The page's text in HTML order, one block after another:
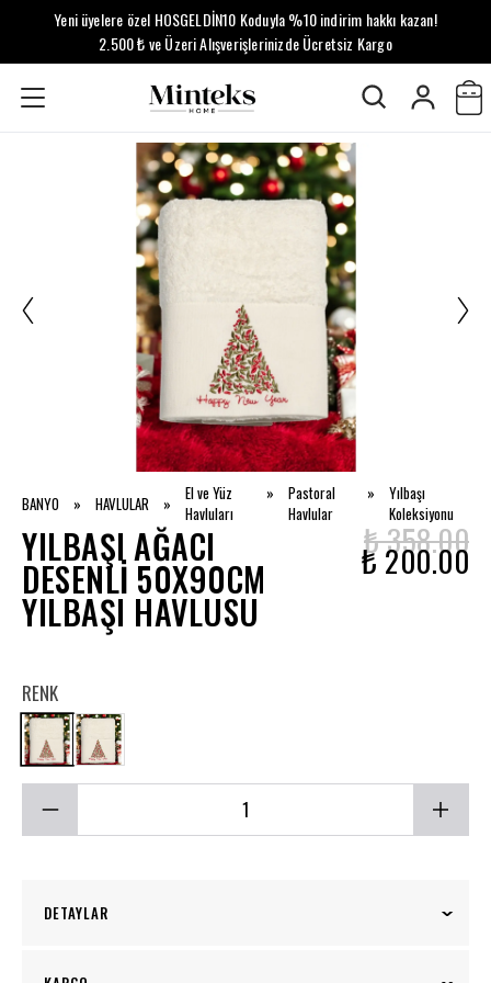
Yeni üyelere özel HOSGELDİN10 Koduyla %10 indirim hakkı kazan!
2.500 ₺ ve Üzeri Alışverişlerinizde Ücretsiz Kargo
BANYO » HAVLULAR » El ve Yüz
Havluları
»Pastoral
Havlular
»Yılbaşı
Koleksiyonu
YILBAŞI AĞACI
DESENLI 50X90CM
YILBAŞI HAVLUSU
₺ 358.00
₺ 200.00
RENK
DETAYLAR